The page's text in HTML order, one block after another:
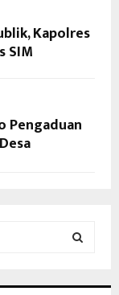
Kapolres
SIM
Pengaduan